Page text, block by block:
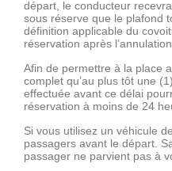
départ, le conducteur
sous réserve que le plafond
définition applicable du
réservation après l’annulation.
Afin de permettre à la place
complet qu’au plus tôt une
effectuée avant ce délai
réservation à moins de 24
Si vous utilisez un véhicule
passagers avant le départ.
passager ne parvient pas à